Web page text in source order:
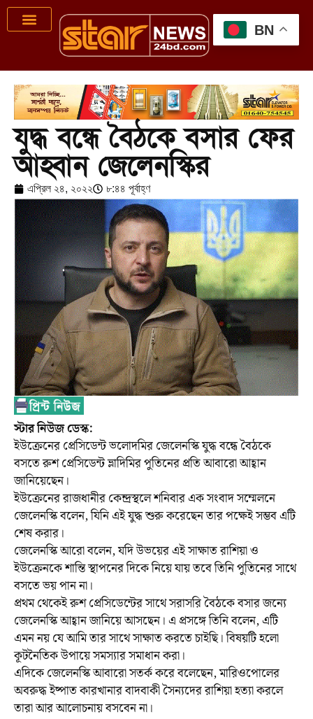
যুদ্ধ বন্ধে বৈঠকে বসার ফের
আহ্বান জেলেনস্কির
এপ্রিল ২৪, ২০২২ ৮:৪৪ পূর্বাহ্ণ
স্টার নিউজ ডেস্ক:
ইউক্রেনের প্রেসিডেন্ট ভলোদমির জেলেনস্কি যুদ্ধ বন্ধে বৈঠকে
বসতে রুশ প্রেসিডেন্ট ভ্লাদিমির পুতিনের প্রতি আবারো আহ্বান
জানিয়েছেন।
ইউক্রেনের রাজধানীর কেন্দ্রস্থলে শনিবার এক সংবাদ সম্মেলনে
জেলেনস্কি বলেন, যিনি এই যুদ্ধ শুরু করেছেন তার পক্ষেই সম্ভব এটি
শেষ করার।
জেলেনস্কি আরো বলেন, যদি উভয়ের এই সাক্ষাত রাশিয়া ও
ইউক্রেনকে শান্তি স্থাপনের দিকে নিয়ে যায় তবে তিনি পুতিনের সাথে
বসতে ভয় পান না।
প্রথম থেকেই রুশ প্রেসিডেন্টের সাথে সরাসরি বৈঠকে বসার জন্যে
জেলেনস্কি আহ্বান জানিয়ে আসছেন। এ প্রসঙ্গে তিনি বলেন, এটি
এমন নয় যে আমি তার সাথে সাক্ষাত করতে চাইছি। বিষয়টি হলো
কূটনৈতিক উপায়ে সমস্যার সমাধান করা।
এদিকে জেলেনস্কি আবারো সতর্ক করে বলেছেন, মারিওপোলের
অবরুদ্ধ ইষ্পাত কারখানার বাদবাকী সৈন্যদের রাশিয়া হত্যা করলে
তারা আর আলোচনায় বসবেন না।
BN